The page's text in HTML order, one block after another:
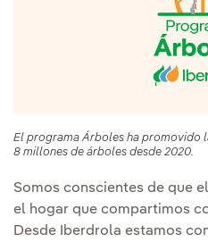
El programa Árboles ha promovido
8 millones de árboles desde 2020.
Somos conscientes de que
el hogar que compartimos
Desde Iberdrola estamos